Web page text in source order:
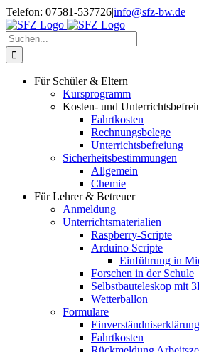
Zum
Inhalt
springen
Telefon: 07581-537726|info@sfz-bw.de
Suche
nach:
Für Schüler & Eltern
Kursprogramm
Kosten- und
Fahrtkosten
Rechnungsbelege
Unterrichtsbefreiung
Sicherheitsbestimmungen
Allgemein
Chemie
Für Lehrer & Betreuer
Anmeldung
Unterrichtsmaterialien
Raspberry-Scripte
Arduino Scripte
Einführung in
Forschen in der Schule
Selbstbauteleskop mit
Wetterballon
Formulare
Einverständniserklärung
Fahrtkosten